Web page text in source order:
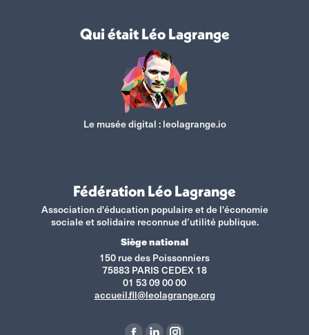
Qui était Léo Lagrange
Le musée digital :leolagrange.io
Fédération Léo Lagrange
Association d'éducation populaire et de l'économie
sociale et solidaire reconnue d’utilité publique.
Siège national
150 rue des Poissonniers
75883 PARIS CEDEX 18
01 53 09 00 00
accueil.fll@leolagrange.org